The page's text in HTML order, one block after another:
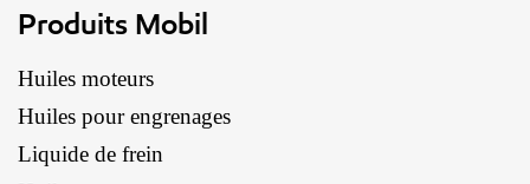
Produits Mobil
Huiles moteurs
Huiles pour engrenages
Liquide de frein